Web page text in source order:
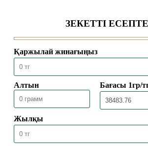
04.08.2026 2384
БАС МҮФТИ ҚАЗАҚСТАННЫҢ
ТҮРКИЯДАҒЫ ТӨТЕНШЕ ЖӘНЕ
ӨКІЛЕТТІ ЕЛШІСІМЕН КЕЗДЕСТІ
04.08.2026